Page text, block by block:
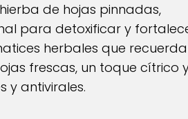
de hojas pinnadas,
para detoxificar y
herbales que
frescas, un toque cítrico
y antivirales.